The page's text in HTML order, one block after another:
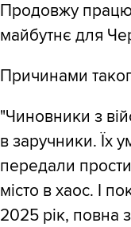
Продовжу
майбутнє для
Причинами
"Чиновники з
в заручники. Їх
передали
місто в хаос. І
2025 рік, повна